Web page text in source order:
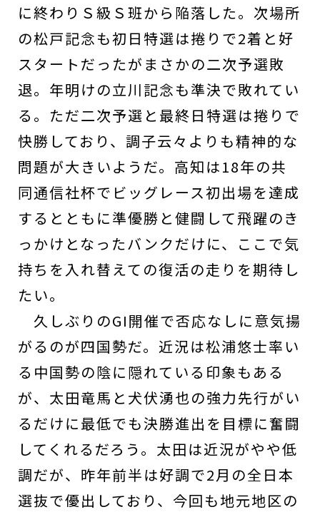
に終わりＳ級Ｓ班から陥落した。次場所
の松戸記念も初日特選は捲りで2着と好
スタートだったがまさかの二次予選敗
退。年明けの立川記念も準決で敗れてい
る。ただ二次予選と最終日特選は捲りで
快勝しており、調子云々よりも精神的な
問題が大きいようだ。高知は18年の共
同通信社杯でビッグレース初出場を達成
するとともに準優勝と健闘して飛躍のき
っかけとなったバンクだけに、ここで気
持ちを入れ替えての復活の走りを期待し
たい。
久しぶりのGI開催で否応なしに意気揚
がるのが四国勢だ。近況は松浦悠士率い
る中国勢の陰に隠れている印象もある
が、太田竜馬と犬伏湧也の強力先行がい
るだけに最低でも決勝進出を目標に奮闘
してくれるだろう。太田は近況がやや低
調だが、昨年前半は好調で2月の全日本
選抜で優出しており、今回も地元地区の